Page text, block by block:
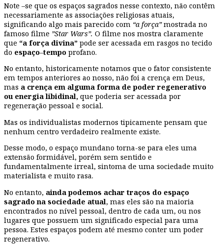
Note –se que os espaços sagrados nesse contexto, não contêm
necessariamente as associações religiosas atuais,
significando algo mais parecido com “a força”mostrada no
famoso filme ”Star Wars”. O filme nos mostra claramente
que “a força divina” pode ser acessada em rasgos no tecido
do espaço–tempo profano.
No entanto, historicamente notamos que o fator consistente
em tempos anteriores ao nosso, não foi a crença em Deus,
mas a crença em alguma forma de poder regenerativo
ou energia libidinal, que poderia ser acessada por
regeneração pessoal e social.
Mas os individualistas modernos tipicamente pensam que
nenhum centro verdadeiro realmente existe.
Desse modo, o espaço mundano torna-se para eles uma
extensão formidável, porém sem sentido e
fundamentalmente irreal, sintoma de uma sociedade muito
materialista e muito rasa.
No entanto, ainda podemos achar traços do espaço
sagrado na sociedade atual, mas eles são na maioria
encontrados no nível pessoal, dentro de cada um, ou nos
lugares que possuem um significado especial para uma
pessoa. Estes espaços podem até mesmo conter um poder
regenerativo.